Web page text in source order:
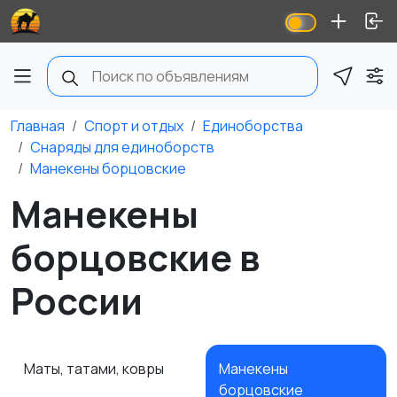
Главная Спорт и отдых
Единоборства
Снаряды для единоборств
Манекены борцовские
Манекены
борцовские в
России
Маты, татами, ковры
Манекены
борцовские